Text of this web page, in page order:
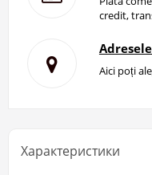
credit,
Aici poți
Характеристики